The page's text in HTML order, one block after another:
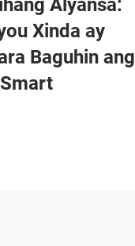
Xinda ay
Baguhin ang